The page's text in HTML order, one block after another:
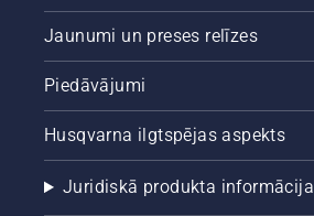
Jaunumi un preses relīzes
Piedāvājumi
Husqvarna ilgtspējas aspekts
Juridiskā produkta informācija